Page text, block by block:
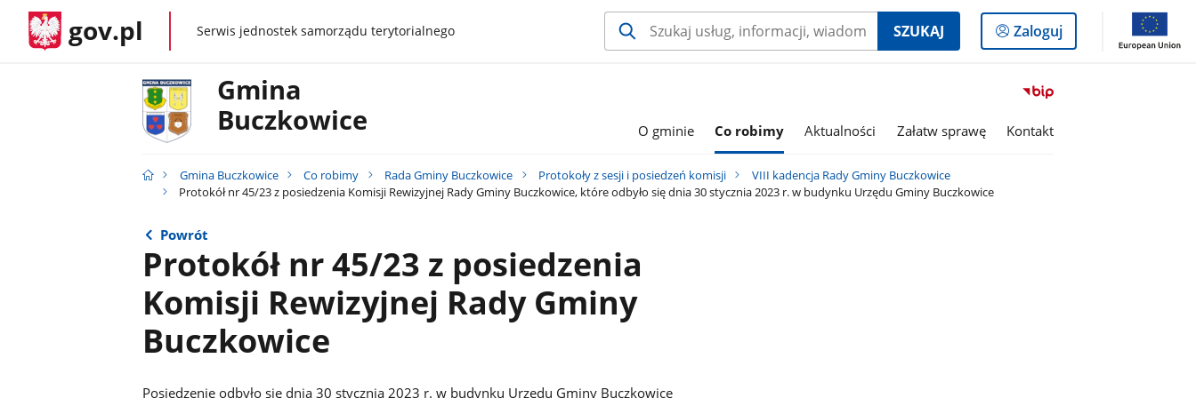
gov.pl gov.plSerwis jednostek samorządu terytorialnego SZUKAJ
Logowanie
do
Zaloguj
Przejdź
serwisu
Gmina
Buczkowice
O gminie Co robimy Aktualności Załatw sprawę Kontakt
Gmina Buczkowice Co robimy Rada Gminy Buczkowice Protokoły z sesji i posiedzeń komisji
VIII kadencja Rady Gminy Buczkowice
Protokół nr 45/23 z posiedzenia Komisji Rewizyjnej Rady Gminy Buczkowice, które odbyło się dnia 30 stycznia 2023 r. w budynku Urzędu Gminy Buczkowice
Powrót
Protokół nr 45/23 z posiedzenia
Komisji Rewizyjnej Rady Gminy
Buczkowice
Posiedzenie odbyło się dnia 30 stycznia 2023 r. w budynku Urzędu Gminy Buczkowice